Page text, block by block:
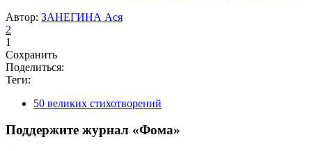
Автор: ЗАНЕГИНА Ася
2
1
Сохранить
Поделиться:
Теги:
50 великих стихотворений
Поддержите журнал «Фома»